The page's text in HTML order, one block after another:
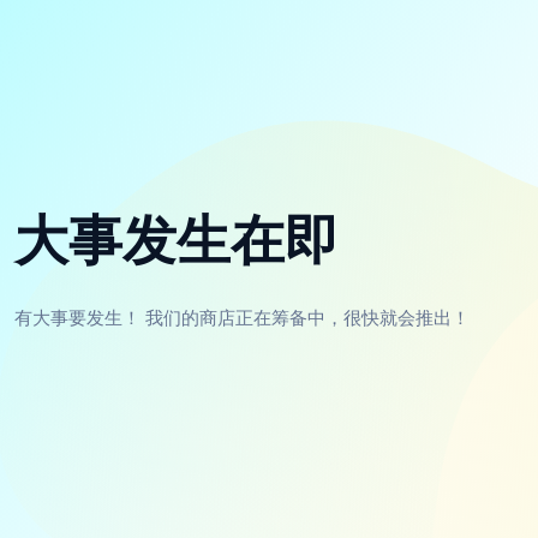
大事发生在即
有大事要发生！ 我们的商店正在筹备中，很快就会推出！